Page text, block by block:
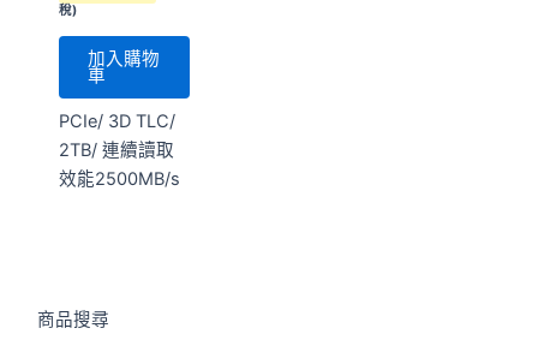
商品搜尋
稅)
加入購物
車
PCIe/ 3D TLC/
2TB/ 連續讀取
效能2500MB/s